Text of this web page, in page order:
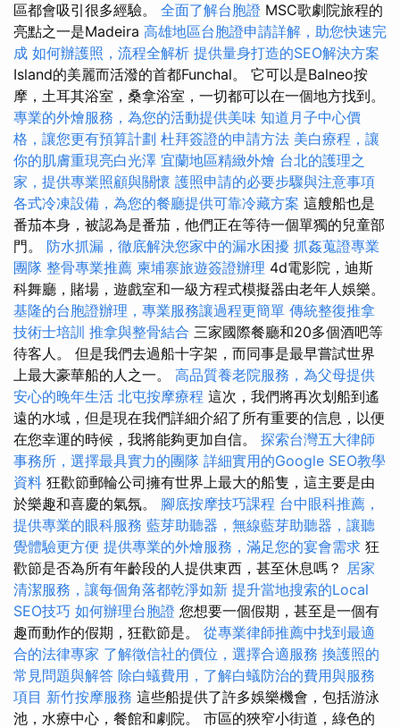
區都會吸引很多經驗。 全面了解台胞證 MSC歌劇院旅程的
亮點之一是Madeira 高雄地區台胞證申請詳解，助您快速完
成 如何辦護照，流程全解析 提供量身打造的SEO解決方案
Island的美麗而活潑的首都Funchal。 它可以是Balneo按
摩，土耳其浴室，桑拿浴室，一切都可以在一個地方找到。
專業的外燴服務，為您的活動提供美味 知道月子中心價
格，讓您更有預算計劃 杜拜簽證的申請方法 美白療程，讓
你的肌膚重現亮白光澤 宜蘭地區精緻外燴 台北的護理之
家，提供專業照顧與關懷 護照申請的必要步驟與注意事項
各式冷凍設備，為您的餐廳提供可靠冷藏方案 這艘船也是
番茄本身，被認為是番茄，他們正在等待一個單獨的兒童部
門。 防水抓漏，徹底解決您家中的漏水困擾 抓姦蒐證專業
團隊 整骨專業推薦 柬埔寨旅遊簽證辦理 4d電影院，迪斯
科舞廳，賭場，遊戲室和一級方程式模擬器由老年人娛樂。
基隆的台胞證辦理，專業服務讓過程更簡單 傳統整復推拿
技術士培訓 推拿與整骨結合 三家國際餐廳和20多個酒吧等
待客人。 但是我們去過船十字架，而同事是最早嘗試世界
上最大豪華船的人之一。 高品質養老院服務，為父母提供
安心的晚年生活 北屯按摩療程 這次，我們將再次划船到遙
遠的水域，但是現在我們詳細介紹了所有重要的信息，以便
在您幸運的時候，我將能夠更加自信。 探索台灣五大律師
事務所，選擇最具實力的團隊 詳細實用的Google SEO教學
資料 狂歡節郵輪​​公司擁有世界上最大的船隻，這主要是由
於樂趣和喜慶的氣氛。 腳底按摩技巧課程 台中眼科推薦，
提供專業的眼科服務 藍芽助聽器，無線藍芽助聽器，讓聽
覺體驗更方便 提供專業的外燴服務，滿足您的宴會需求 狂
歡節是否為所有年齡段的人提供東西，甚至休息嗎？ 居家
清潔服務，讓每個角落都乾淨如新 提升當地搜索的Local
SEO技巧 如何辦理台胞證 您想要一個假期，甚至是一個有
趣而動作的假期，狂歡節是。 從專業律師推薦中找到最適
合的法律專家 了解徵信社的價位，選擇合適服務 換護照的
常見問題與解答 除白蟻費用，了解白蟻防治的費用與服務
項目 新竹按摩服務 這些船提供了許多娛樂機會，包括游泳
池，水療中心，餐館和劇院。 市區的狹窄小街道，綠色的